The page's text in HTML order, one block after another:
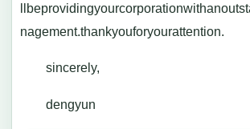
nagement.thankyouforyourattention.
sincerely,
dengyun